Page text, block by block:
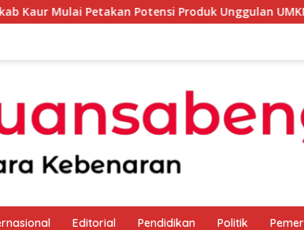
Potensi Produk Unggulan UMKM Melalui Kajian
Editorial Pendidikan Politik